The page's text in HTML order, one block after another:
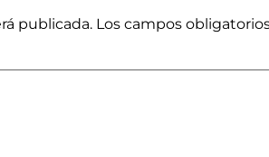
publicada. Los campos